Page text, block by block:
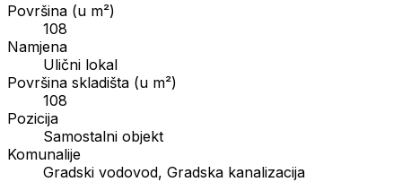
Površina (u m²)
108
Namjena
Ulični lokal
Površina skladišta (u m²)
108
Pozicija
Samostalni objekt
Komunalije
Gradski vodovod, Gradska kanalizacija